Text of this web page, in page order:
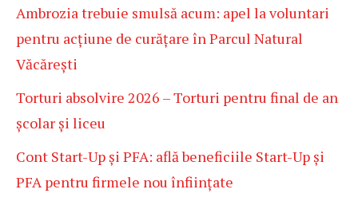
Ambrozia trebuie smulsă acum: apel la voluntari
pentru acțiune de curățare în Parcul Natural
Văcărești
Torturi absolvire 2026 – Torturi pentru final de an
școlar și liceu
Cont Start-Up și PFA: află beneficiile Start-Up și
PFA pentru firmele nou înființate